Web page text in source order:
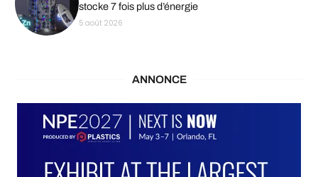
stocke 7 fois plus d’énergie
5 août 2026
ANNONCE